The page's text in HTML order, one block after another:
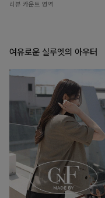
리뷰 카운트 영역
여유로운 실루엣의 아우터